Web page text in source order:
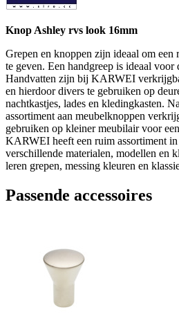
Knop Ashley rvs look 16mm
Grepen en knoppen zijn ideaal om
te geven. Een handgreep is ideaal
Handvatten zijn bij KARWEI
en hierdoor divers te gebruiken op
nachtkastjes, lades en kledingkasten.
assortiment aan meubelknoppen
gebruiken op kleiner meubilair voor
KARWEI heeft een ruim assortiment
verschillende materialen, modellen en
leren grepen, messing kleuren en
Passende accessoires